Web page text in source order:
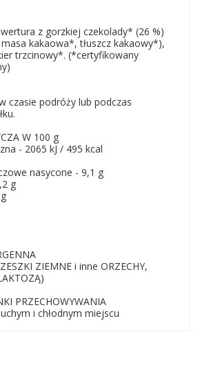
z gorzkiej czekolady* (26 %)
kakaowa*, tłuszcz kakaowy*),
trzcinowy*. (*certyfikowany
czasie podróży lub podczas
W 100 g
- 2065 kJ / 495 kcal
nasycone - 9,1 g
g
ZIEMNE i inne ORZECHY,
PRZECHOWYWANIA
i chłodnym miejscu